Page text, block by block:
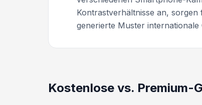
Kontrastverhältnisse an,
generierte Muster
Kostenlose vs. Premium-